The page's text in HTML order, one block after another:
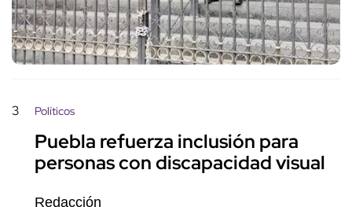
3 Políticos
Puebla refuerza inclusión para
personas con discapacidad visual
Redacción